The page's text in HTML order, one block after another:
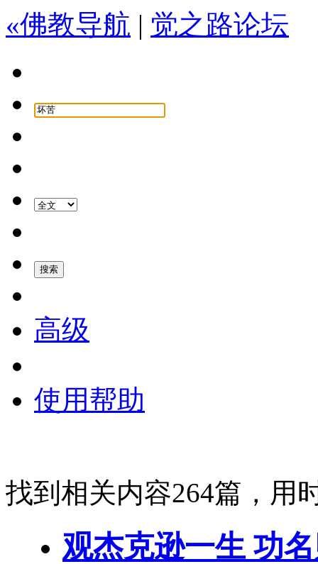
«佛教导航 | 觉之路论坛
高级
使用帮助
找到相关内容264篇，用
观杰克逊一生 功